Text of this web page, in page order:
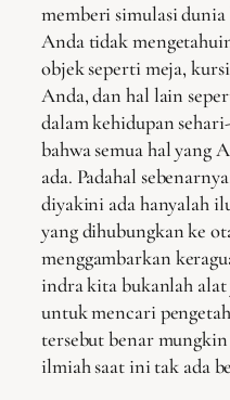
memberi simulasi
Anda tidak
objek seperti meja,
Anda, dan hal lain
dalam kehidupan
bahwa semua hal yang
ada. Padahal
diyakini ada hanyalah
yang dihubungkan ke
menggambarkan
indra kita bukanlah
untuk mencari
tersebut benar
ilmiah saat ini tak ada